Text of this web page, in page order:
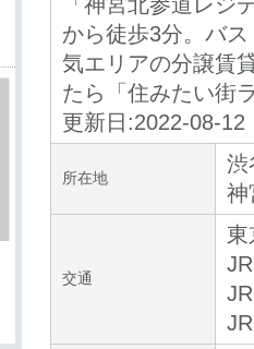
から徒歩3分。バ
気エリアの分譲賃
たら「住みたい街
更新日:2022-08-12
所在地
渋
神
交通
東